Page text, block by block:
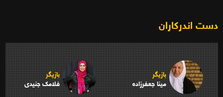
دست اندرکاران
بازیگر
مینا جعفرزاده
بازیگر
فلامک جنیدی